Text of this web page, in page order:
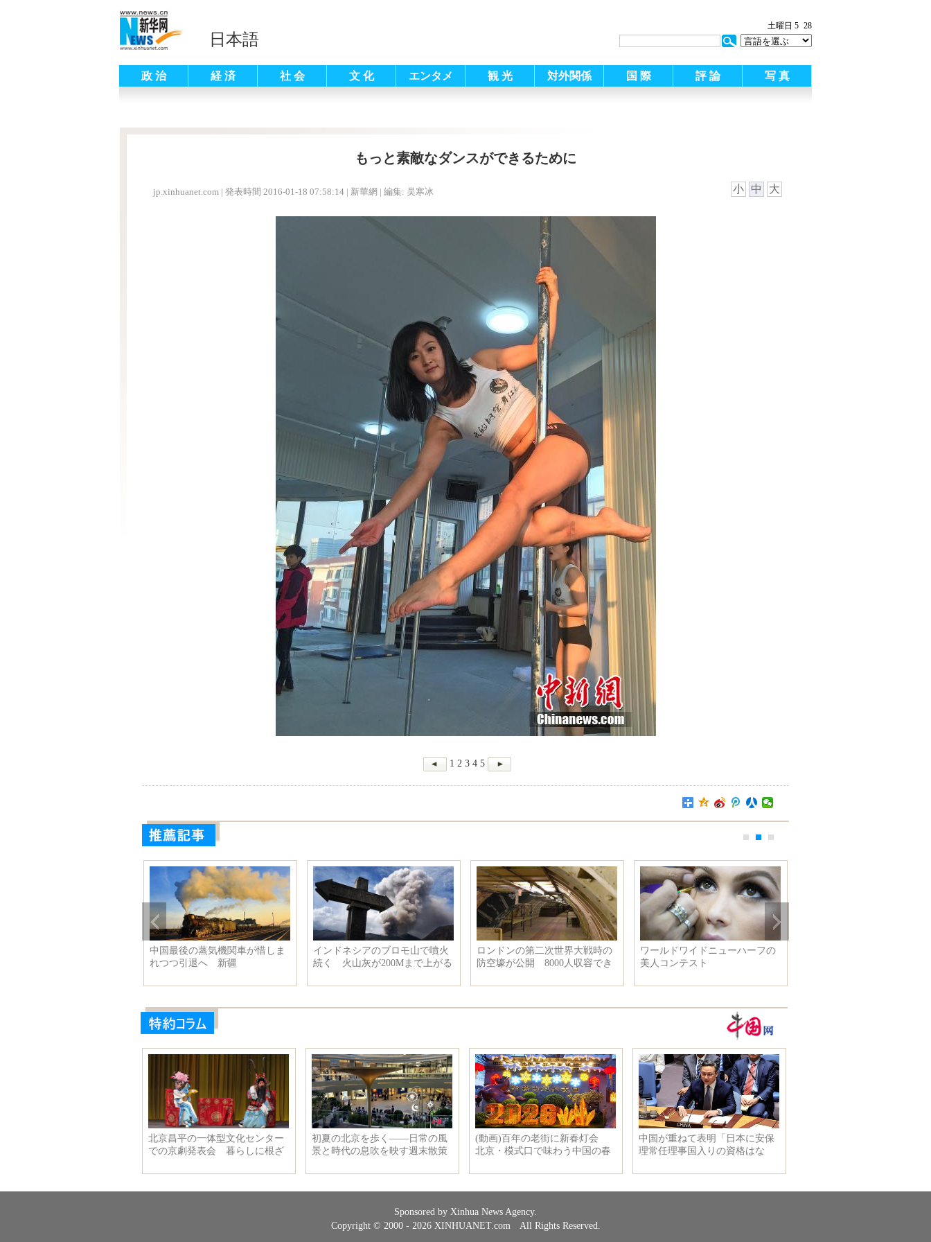
日本語
土曜日 5 28
政 治 経 済 社 会 文 化 エンタメ 観 光 対外関係 国 際 評 論 写 真
もっと素敵なダンスができるために
jp.xinhuanet.com | 発表時間 2016-01-18 07:58:14 | 新華網 | 編集: 吴寒冰 小 中 大
1 2 3 4 5
インドネシアのブロモ山で噴火
続く 火山灰が200Mまで上がる
ロンドンの第二次世界大戦時の
防空壕が公開 8000人収容でき
ワールドワイドニューハーフの
美人コンテスト
2015年、「無人機」で更なる高
みから世界をみよう
Sponsored by Xinhua News Agency.
Copyright © 2000 - 2026 XINHUANET.com All Rights Reserved.